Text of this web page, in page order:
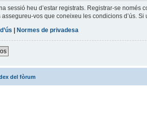
sessió heu d’estar registrats. Registrar-se només
assegureu-vos que coneixeu les condicions d’ús.
| Normes de privadesa
del fòrum